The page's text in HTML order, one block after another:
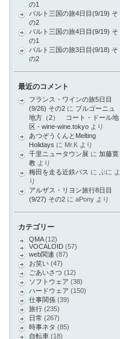
の1
バルト三国の旅4日目(9/19) そ
の2
バルト三国の旅4日目(9/19) そ
の1
バルト三国の旅3日目(9/18) そ
の2
最近のコメント
フランス・ワインの旅5日目
(9/26) その2 に ブルゴーニュ
地方（2） コート・ドール地
区 - wine-wine.tokyo より
あつぞうくんとMelting
Holidays に Mr.K より
千里ニュータウン展 に 加藤寛
教 より
梅田を走る近鉄バス に ぷに よ
り
アルザス・リヨン旅行8日目
(9/27) その2 に aPony より
カテゴリー
QMA(12)
VOCALOID (57)
web関連 (87)
お笑い (47)
ごあいさつ (12)
ソフトウェア (38)
ハードウェア (150)
仕事関係 (39)
旅行 (235)
日常 (267)
時事ネタ (85)
自転車 (18)